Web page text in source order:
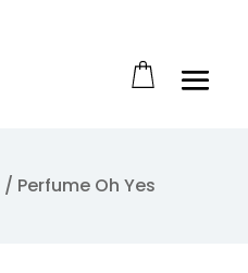
/ Perfume Oh Yes